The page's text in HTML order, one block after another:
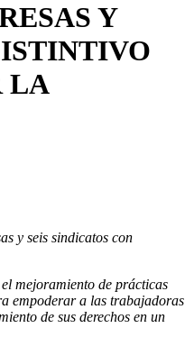
Y
LA
y seis sindicatos con
mejoramiento de prácticas
empoderar a las trabajadoras
de sus derechos en un